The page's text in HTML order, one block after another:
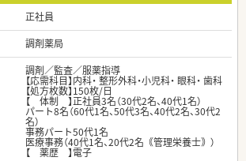
正社員
調剤薬局
調剤／監査／服薬指導
【応需科目】内科・ 整形外科・小児科・ 眼科・ 歯科
【処方枚数】150枚/日
【 体制 】正社員3名（30代2名、40代1名）
パート8名（60代1名、50代3名、40代2名、30代2
名）
事務パート50代1名
医療事務（40代1名、20代2名｟管理栄養士｠）
【 薬歴 】電子